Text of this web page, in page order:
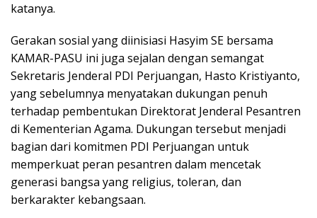
katanya.
Gerakan sosial yang diinisiasi Hasyim SE bersama
KAMAR-PASU ini juga sejalan dengan semangat
Sekretaris Jenderal PDI Perjuangan, Hasto Kristiyanto,
yang sebelumnya menyatakan dukungan penuh
terhadap pembentukan Direktorat Jenderal Pesantren
di Kementerian Agama. Dukungan tersebut menjadi
bagian dari komitmen PDI Perjuangan untuk
memperkuat peran pesantren dalam mencetak
generasi bangsa yang religius, toleran, dan
berkarakter kebangsaan.